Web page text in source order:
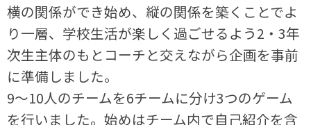
横の関係ができ始め、縦の関係を築くことでよ
り一層、学校生活が楽しく過ごせるよう2・3年
次生主体のもとコーチと交えながら企画を事前
に準備しました。
9〜10人のチームを6チームに分け3つのゲーム
を行いました。始めはチーム内で自己紹介を含